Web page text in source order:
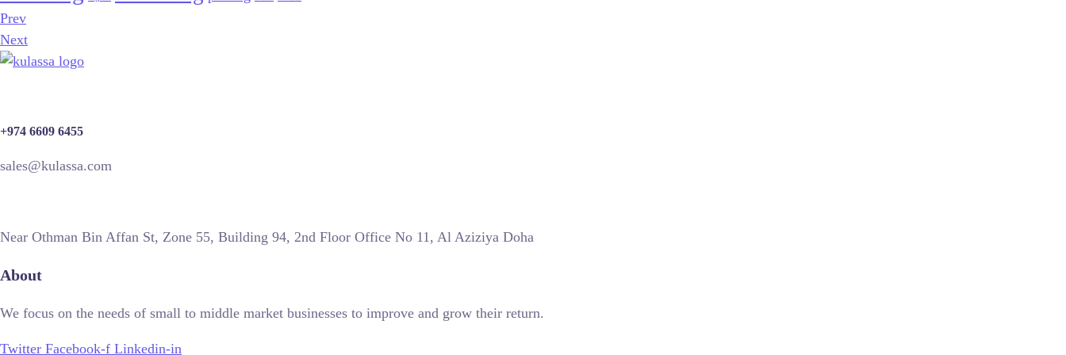
Prev
Next
+974 6609 6455
sales@kulassa.com
Near Othman Bin Affan St, Zone 55, Building 94, 2nd Floor Office No 11, Al Aziziya Doha
About
We focus on the needs of small to middle market businesses to improve and grow their return.
Twitter Facebook-f Linkedin-in